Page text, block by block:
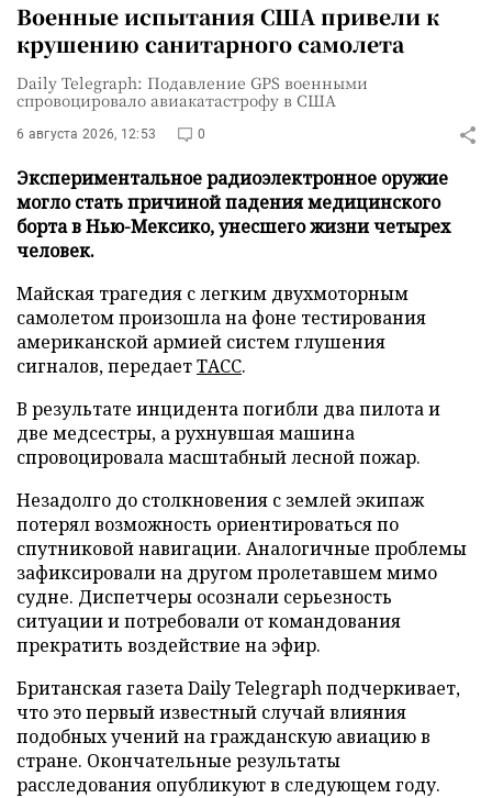
Военные испытания США привели к
крушению санитарного самолета
Daily Telegraph: Подавление GPS военными
спровоцировало авиакатастрофу в США
6 августа 2026, 12:53 0
Экспериментальное радиоэлектронное оружие
могло стать причиной падения медицинского
борта в Нью-Мексико, унесшего жизни четырех
человек.
Майская трагедия с легким двухмоторным
самолетом произошла на фоне тестирования
американской армией систем глушения
сигналов, передаетТАСС.
В результате инцидента погибли два пилота и
две медсестры, а рухнувшая машина
спровоцировала масштабный лесной пожар.
Незадолго до столкновения с землей экипаж
потерял возможность ориентироваться по
спутниковой навигации. Аналогичные проблемы
зафиксировали на другом пролетавшем мимо
судне. Диспетчеры осознали серьезность
ситуации и потребовали от командования
прекратить воздействие на эфир.
Британская газета Daily Telegraph подчеркивает,
что это первый известный случай влияния
подобных учений на гражданскую авиацию в
стране. Окончательные результаты
расследования опубликуют в следующем году.